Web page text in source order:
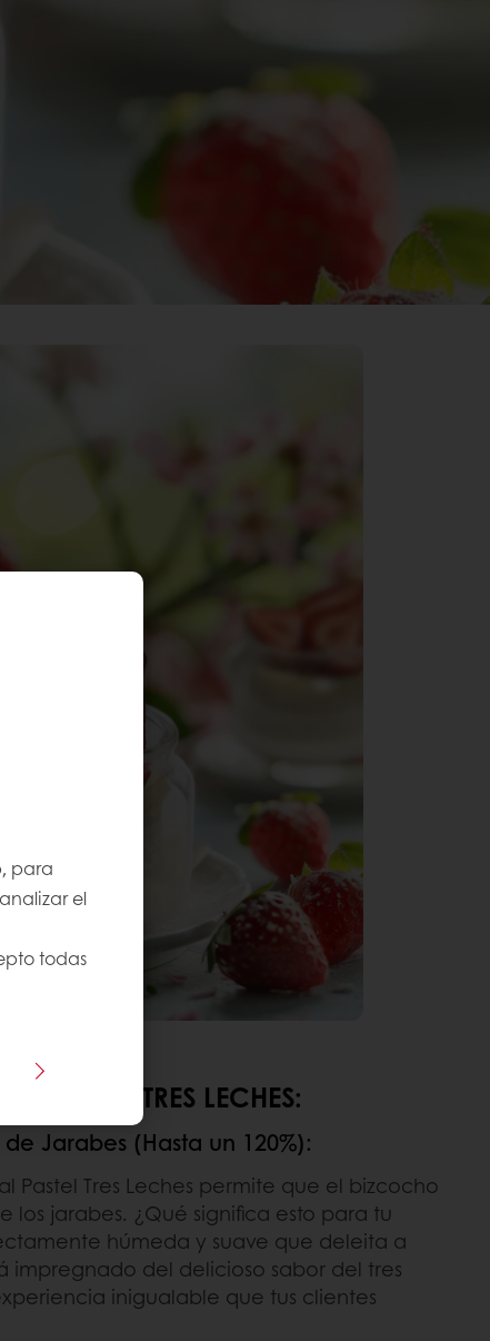
PASTEL TRES LECHES:
Jarabes (Hasta un 120%):
Pastel Tres Leches permite que el bizcocho
los jarabes. ¿Qué significa esto para tu
húmeda y suave que deleita a
impregnado del delicioso sabor del tres
inigualable que tus clientes
para
el
todas